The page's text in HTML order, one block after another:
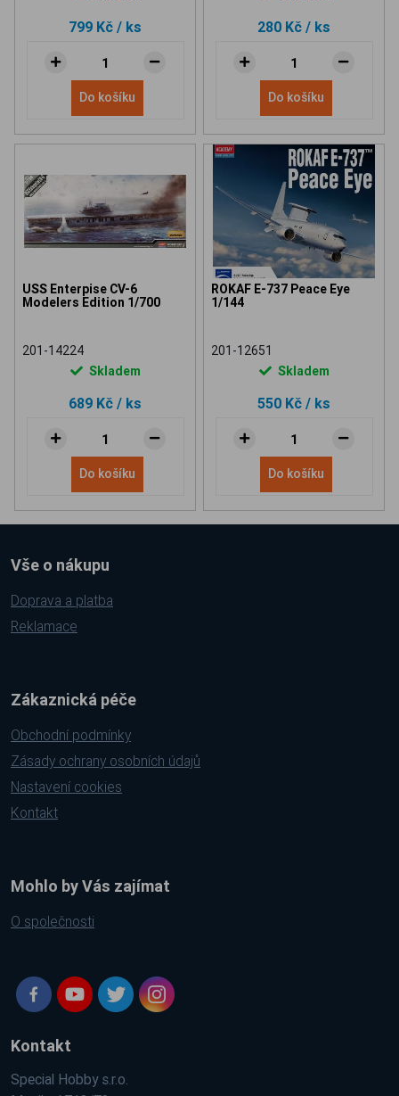
799 Kč / ks
Do košíku
280 Kč / ks
Do košíku
USS Enterpise CV-6
Modelers Edition 1/700
201-14224
Skladem
689 Kč / ks
Do košíku
ROKAF E-737 Peace Eye
1/144
201-12651
Skladem
550 Kč / ks
Do košíku
Vše o nákupu
Doprava a platba
Reklamace
Zákaznická péče
Obchodní podmínky
Zásady ochrany osobních údajů
Nastavení cookies
Kontakt
Mohlo by Vás zajímat
O společnosti
Kontakt
Special Hobby s.r.o.